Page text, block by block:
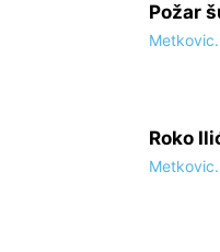
Požar
Roko